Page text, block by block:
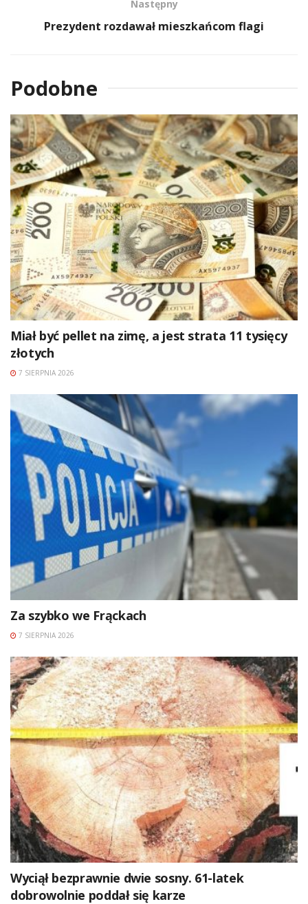
Następny
Prezydent rozdawał mieszkańcom flagi
Podobne
Miał być pellet na zimę, a jest strata 11 tysięcy
złotych
7 SIERPNIA 2026
Za szybko we Frąckach
7 SIERPNIA 2026
Wyciął bezprawnie dwie sosny. 61-latek
dobrowolnie poddał się karze